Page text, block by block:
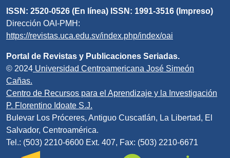
ISSN: 2520-0526 (En línea) ISSN: 1991-3516 (Impreso)
Dirección OAI-PMH:
https://revistas.uca.edu.sv/index.php/index/oai
Portal de Revistas y Publicaciones Seriadas.
© 2024 Universidad Centroamericana José Simeón
Cañas.
Centro de Recursos para el Aprendizaje y la Investigación
P. Florentino Idoate S.J.
Bulevar Los Próceres, Antiguo Cuscatlán, La Libertad, El
Salvador, Centroamérica.
Tel.: (503) 2210-6600 Ext. 407, Fax: (503) 2210-6671